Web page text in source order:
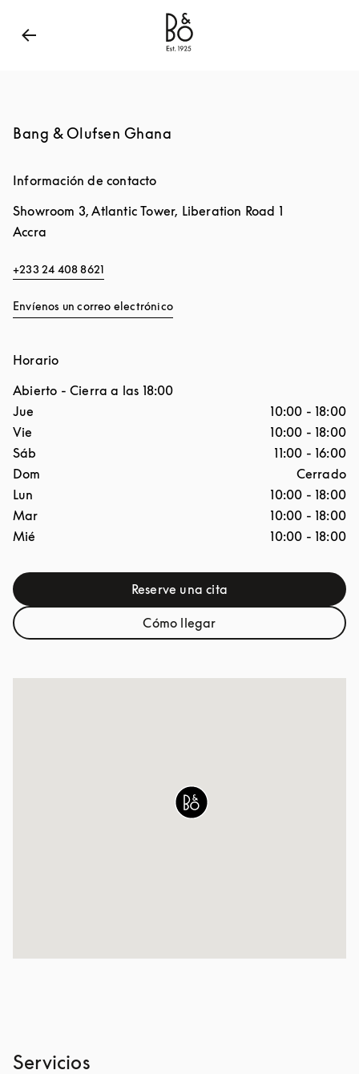
Bang & Olufsen - Exist to create
Bang & Olufsen Ghana
Información de contacto
Showroom 3, Atlantic Tower, Liberation Road 1
Accra
+233 24 408 8621
Envíenos un correo electrónico
Horario
Abierto - Cierra a las 18:00
Día de la semana
Jue 10:00 - 18:00
Vie
10:00 - 18:00
Sáb
11:00 - 16:00
Dom
Cerrado
Lun
10:00 - 18:00
Mar
10:00 - 18:00
Mié
10:00 - 18:00
Reserve una citaLink Opens in New Tab
Cómo llegarLink Opens in New Tab
Servicios